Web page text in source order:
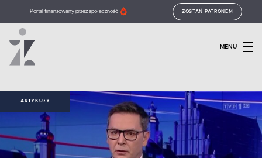
Portal finansowany przez społeczność ZOSTAŃ PATRONEM
MENU
ARTYKUŁY